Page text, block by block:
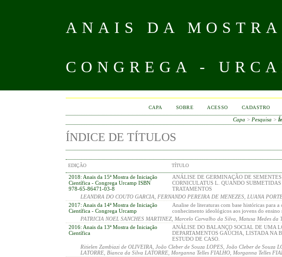
ANAIS DA
CONGREGA -
CAPA SOBRE ACESSO CADASTRO
Capa > Pesquisa >
ÍNDICE DE TÍTULOS
EDIÇÃO TÍTULO
2018: Anais da 15ª Mostra de Iniciação
Científica - Congrega Urcamp ISBN
978-65-86471-03-8
ANÁLISE DE GERMINAÇÃO DE
CORNICULATUS L. QUANDO SUBMETIDAS
TRATAMENTOS
LEANDRA DO COUTO GARCIA, FERNANDO PEREIRA DE MENEZES, LUANA
2017: Anais da 14ª Mostra de Iniciação
Científica - Congrega Urcamp
Analise de literaturas com base históricas para a
conhecimento ideológicos aos jovens do ensino
PATRICIA NOEL SANCHES MARTINEZ, Marcelo Carvalho da Silva, Matusa Medes da
2016: Anais da 13ª Mostra de Iniciação
Científica
ANÁLISE DO BALANÇO SOCIAL DE UMA
DEPARTAMENTOS GAÚCHA, LISTADA NA
ESTUDO DE CASO.
Ritielen Zambiazi de OLIVEIRA, João Cleber de Souza LOPES, João Cleber de
LATORRE, Bianca da Silva LATORRE, Morganna Telles FIALHO, Morganna Telles